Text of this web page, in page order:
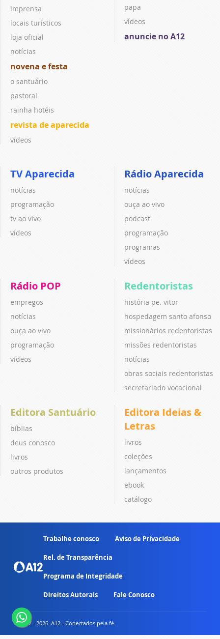
imprensa
locais turísticos
loja oficial
notícias
novena e festa
o santuário
pastoral
rainha hotéis
revista de aparecida
vídeos
papa
vídeos
anuncie no A12
TV Aparecida
notícias
programação
tv ao vivo
vídeos
Rádio Aparecida
notícias
ouça ao vivo
podcast
programação
programas
vídeos
Rádio POP
empregos
notícias
ouça ao vivo
programação
vídeos
Redentoristas
história pe. vitor
hospedagem santo afonso
missionários redentoristas
missões redentoristas
notícias
obras sociais redentoristas
secretariado vocacional
Editora Santuário
bíblias
deus conosco
livros
outros produtos
Editora Ideias &
Letras
livros
coleções
lançamentos
ebook
catálogo
Trabalhe conosco Aviso de Privacidade
Rel. de Transparência
Programa de Integridade
Direitos Autorais Fale Conosco
© 2007 - 2026. A12 - Conectados pela fé.